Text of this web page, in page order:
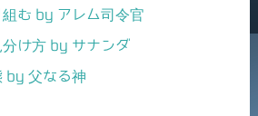
む by アレム司令官
け方 by サナンダ
by 父なる神